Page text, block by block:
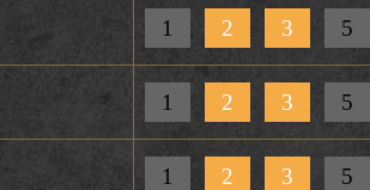
1 2 3 5
1 2 3 5
1 2 3 5